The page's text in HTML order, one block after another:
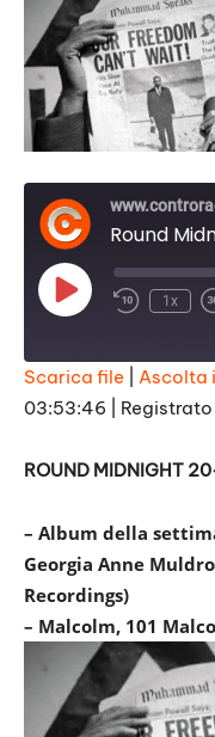
Round
Play
Episode
1x
SHARE
LINK
Scarica file Ascolta
03:53:46
ROUND MIDNIGHT
– Album della
Georgia Anne
Recordings)
– Malcolm, 101